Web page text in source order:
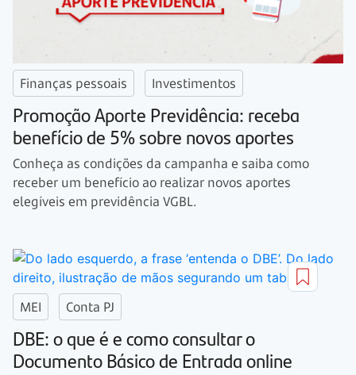
Finanças pessoais Investimentos
Promoção Aporte Previdência: receba
benefício de 5% sobre novos aportes
Conheça as condições da campanha e saiba como
receber um benefício ao realizar novos aportes
elegíveis em previdência VGBL.
MEI Conta PJ
DBE: o que é e como consultar o
Documento Básico de Entrada online